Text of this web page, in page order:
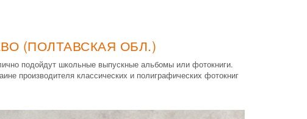
(ПОЛТАВСКАЯ ОБЛ.)
подойдут школьные выпускные альбомы или фотокниги.
производителя классических и полиграфических фотокниг